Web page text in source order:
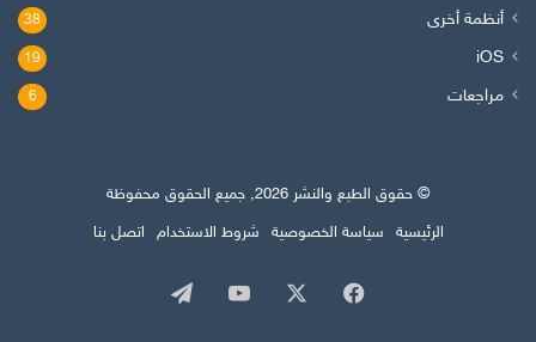
أنظمة أخرى 38
iOS
19
مراجعات 6
© حقوق الطبع والنشر 2026, جميع الحقوق محفوظة
الرئيسية
سياسة الخصوصية شروط الاستخدام اتصل بنا
فيسبوك ‫YouTube